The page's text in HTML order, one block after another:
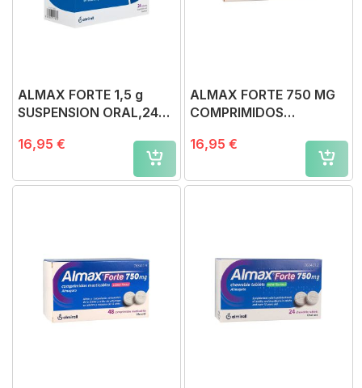
ALMAX FORTE 1,5 g
SUSPENSION ORAL,24
16,95 €
ALMAX FORTE 750 MG
COMPRIMIDOS
COLA, 48 comprimidos
16,95 €